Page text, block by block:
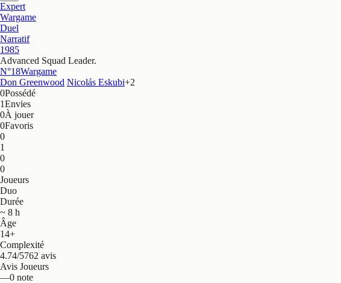
Expert
Wargame
Duel
Narratif
1985
Advanced Squad Leader.
N°18Wargame
Don Greenwood Nicolás Eskubi+2
0Possédé
1Envies
0À jouer
0Favoris
0
1
0
0
Joueurs
Duo
Durée
~ 8 h
Âge
14+
Complexité
4.74/5762 avis
Avis Joueurs
—0 note